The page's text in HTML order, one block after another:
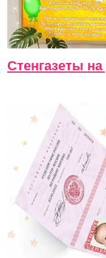
Стенгазеты